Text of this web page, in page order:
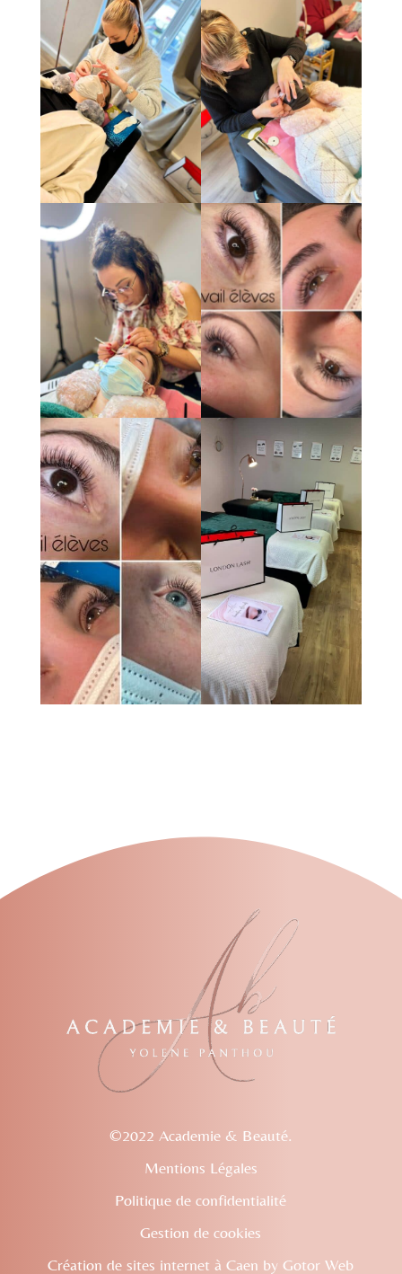
©2022 Academie & Beauté.
Mentions Légales
Politique de confidentialité
Gestion de cookies
Création de sites internet à Caen by Gotor Web